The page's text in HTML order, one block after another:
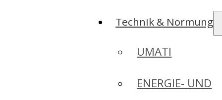
Technik & Normung
UMATI
ENERGIE- UND